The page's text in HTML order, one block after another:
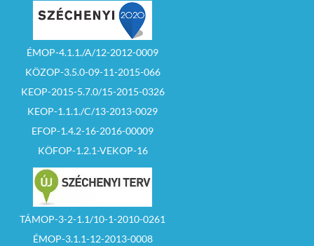
ÉMOP-4.1.1./A/12-2012-0009
KÖZOP-3.5.0-09-11-2015-066
KEOP-2015-5.7.0/15-2015-0326
KEOP-1.1.1./C/13-2013-0029
EFOP-1.4.2-16-2016-00009
KÖFOP-1.2.1-VEKOP-16
TÁMOP-3-2-1.1/10-1-2010-0261
ÉMOP-3.1.1-12-2013-0008